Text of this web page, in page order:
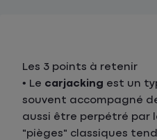
Les 3 points à retenir
• Le carjacking est un
souvent accompagné
aussi être perpétré par
"pièges" classiques